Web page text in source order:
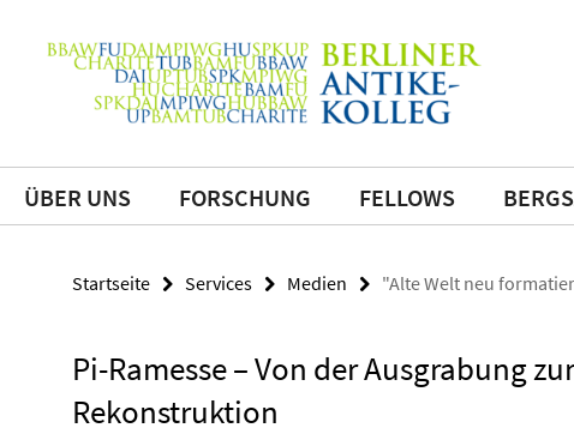
direktService-
Navigation
ÜBER UNS FORSCHUNG FELLOWS
Startseite Services Medien "Alte Welt neu
Pi-Ramesse – Von der Ausgrabung
Rekonstruktion